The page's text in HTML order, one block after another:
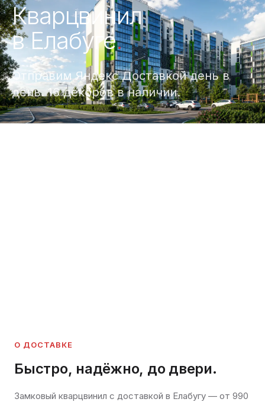
Кварцвинил
в Елабуге.
Отправим Яндекс Доставкой день в
день. 16 декоров в наличии.
О ДОСТАВКЕ
Быстро, надёжно, до двери.
Замковый кварцвинил с доставкой в Елабугу — от 990